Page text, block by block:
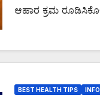
ಆಹಾರ ಕ್ರಮ
BEST HEALTH TIPS